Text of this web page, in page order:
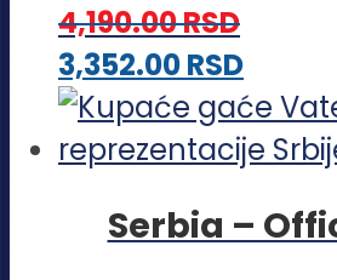
biti
na
4,190.00RSD
3,352.00RSDOvaj
ima
Serbia –